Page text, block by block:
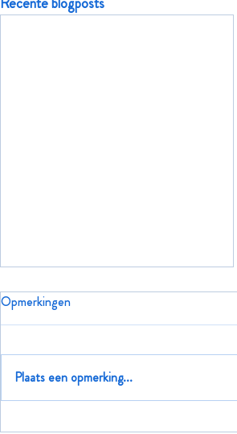
Fijne feestdagen
Opmerkingen
Plaats een opmerking...